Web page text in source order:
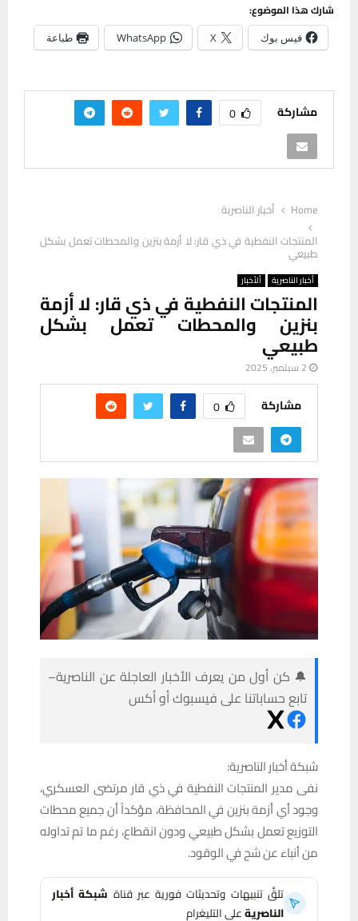
شارك هذا الموضوع:
فيس بوك X
WhatsApp طباعة
مشاركة 0
Home
أخبار الناصرية
المنتجات النفطية في ذي قار: لا أزمة بنزين والمحطات تعمل بشكل
طبيعي
أخبار الناصرية ألأخبار
المنتجات النفطية في ذي قار: لا أزمة
بنزين والمحطات تعمل بشكل
طبيعي
2 سبتمبر، 2025
مشاركة 0
🔔 كن أول من يعرف الأخبار العاجلة عن الناصرية–
تابع حساباتنا على فيسبوك أو أكس
شبكة أخبار الناصرية:
نفى مدير المنتجات النفطية في ذي قار مرتضى العسكري،
وجود أي أزمة بنزين في المحافظة، مؤكداً أن جميع محطات
التوزيع تعمل بشكل طبيعي ودون انقطاع، رغم ما تم تداوله
من أنباء عن شح في الوقود.
تلقَّ تنبيهات وتحديثات فورية عبر قناة شبكة أخبار
الناصريةعلى التليغرام